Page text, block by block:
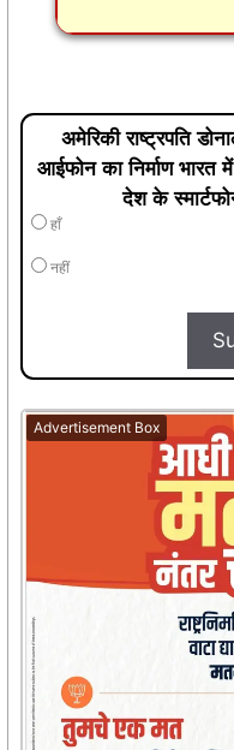
अमेरिकी राष्ट्रपति
आईफोन का निर्माण
देश के
हाँ
नहीं
Advertisement Box